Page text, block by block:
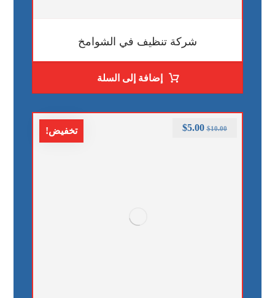
شركة تنظيف في الشوامخ
إضافة إلى السلة
تخفيض! $10.00
$5.00